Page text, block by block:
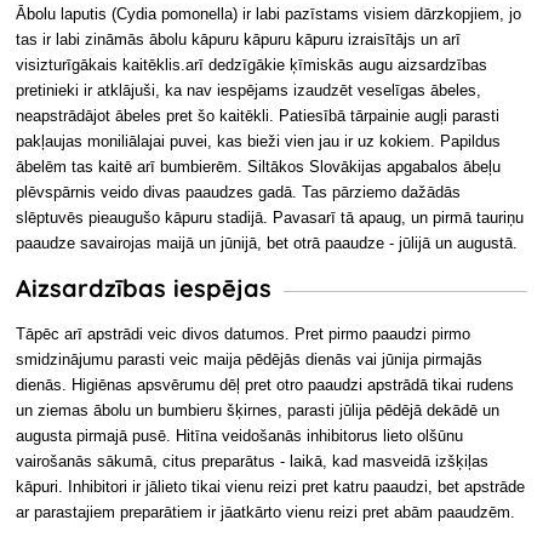
Ābolu laputis (Cydia pomonella) ir labi pazīstams visiem dārzkopjiem, jo
tas ir labi zināmās ābolu kāpuru kāpuru kāpuru izraisītājs un arī
visizturīgākais kaitēklis.arī dedzīgākie ķīmiskās augu aizsardzības
pretinieki ir atklājuši, ka nav iespējams izaudzēt veselīgas ābeles,
neapstrādājot ābeles pret šo kaitēkli. Patiesībā tārpainie augļi parasti
pakļaujas moniliālajai puvei, kas bieži vien jau ir uz kokiem. Papildus
ābelēm tas kaitē arī bumbierēm. Siltākos Slovākijas apgabalos ābeļu
plēvspārnis veido divas paaudzes gadā. Tas pārziemo dažādās
slēptuvēs pieaugušo kāpuru stadijā. Pavasarī tā apaug, un pirmā tauriņu
paaudze savairojas maijā un jūnijā, bet otrā paaudze - jūlijā un augustā.
Aizsardzības iespējas
Tāpēc arī apstrādi veic divos datumos. Pret pirmo paaudzi pirmo
smidzinājumu parasti veic maija pēdējās dienās vai jūnija pirmajās
dienās. Higiēnas apsvērumu dēļ pret otro paaudzi apstrādā tikai rudens
un ziemas ābolu un bumbieru šķirnes, parasti jūlija pēdējā dekādē un
augusta pirmajā pusē. Hitīna veidošanās inhibitorus lieto olšūnu
vairošanās sākumā, citus preparātus - laikā, kad masveidā izšķiļas
kāpuri. Inhibitori ir jālieto tikai vienu reizi pret katru paaudzi, bet apstrāde
ar parastajiem preparātiem ir jāatkārto vienu reizi pret abām paaudzēm.